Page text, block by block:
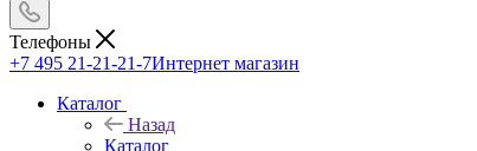
Телефоны
+7 495 21-21-21-7Интернет магазин
Каталог
Назад
Каталог